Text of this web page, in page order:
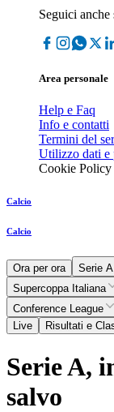
Seguici anche
Area personale
Help e Faq
Info e contatti
Termini del
Utilizzo dati e
Cookie Policy
Calcio
Calcio
Ora per ora Serie A
Supercoppa Italiana
Conference League
Live
Risultati e
Serie A,
salvo